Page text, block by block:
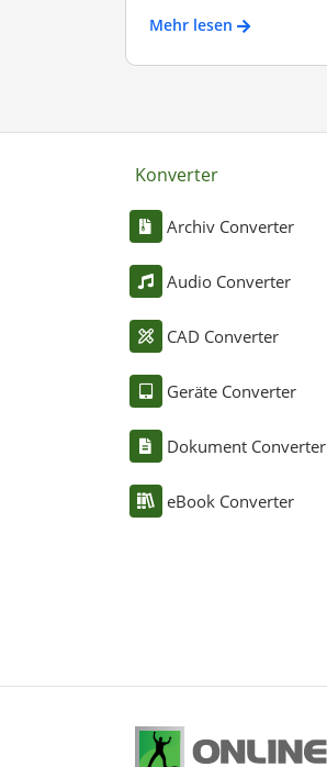
Mehr lesen
Konverter
Archiv Converter
Audio Converter
CAD Converter
Geräte Converter
Dokument Converter
eBook Converter